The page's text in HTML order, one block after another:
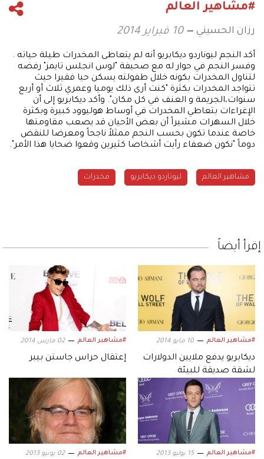
#مشاهير العالم
رزان الحسيني 10 فبراير 2014
أكد النجم ليوناردو ديكابريو أنه لم يتعاطى المخدرات طيلة حياته .
وفسر النجم في حوار له مع صحيفة "لوس انجلس تايمز" رفضه
لتناول المخدرات بكونه خلال طفولته يسكن حيا فقيرا حيث
تتواجد المخدرات بكثرة "كنت أرى ذلك يوميا وعمري ثلاث أو أربع
سنوات،الجريمة و العنف في كل مكان". وأكد ديكابريو إلى أن
الإغراءات بتعاطي المخدرات في أوساط هوليوود كبيرة وبكثرة
خلال السهرات مشيراً أن بعض الأحيان قد يصعب مقاومتها
خاصة عندما تكون بحسب النجم ممثلاً ناجحاً ومعرضا للنقض
دوماً "نكون ضعفاء رأيت أشخاصا كثيرين وقعوا ضحايا هذا الأمر".
مشاهير العالم ليوناردو ديكابريو مخدرات
إقرأ أيضاً
#مشاهير العالم 10 مايو 2014
ديكابريو يدفع ملايين الدولارات
لشقة صديقة للبيئة
#مشاهير العالم 02 مارس 2014
إعتقال حراس جاستن بيبر
#مشاهير العالم 15 يوليو 2013 #مشاهير العالم 02 يونيو 2013